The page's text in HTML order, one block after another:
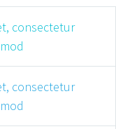
consectetur
consectetur